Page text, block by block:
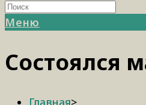
Меню
Состоялся